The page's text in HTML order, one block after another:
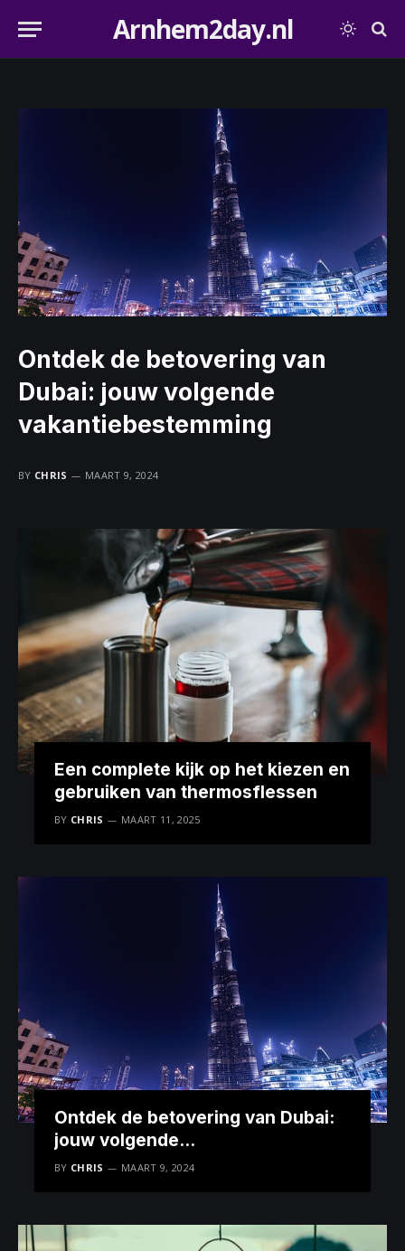
Arnhem2day.nl
Ontdek de betovering van
Dubai: jouw volgende
vakantiebestemming
BY CHRIS MAART 9, 2024
Een complete kijk op het kiezen en
gebruiken van thermosflessen
BY CHRIS MAART 11, 2025
Ontdek de betovering van Dubai:
jouw volgende
vakantiebestemming
BY CHRIS MAART 9, 2024